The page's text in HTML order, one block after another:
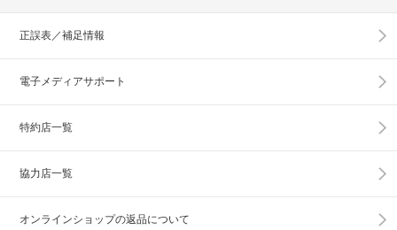
正誤表／補足情報
電子メディアサポート
特約店一覧
協力店一覧
オンラインショップの返品について